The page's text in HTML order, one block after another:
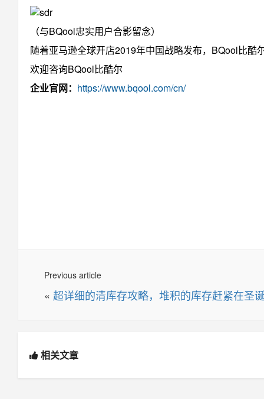
（与BQool忠实用户合影留念）
随着亚马逊全球开店2019年中国战略发布，BQool比
欢迎咨询BQool比酷尔
企业官网： https://www.bqool.com/cn/
Previous article
« 超详细的清库存攻略，堆积的库存赶紧在圣
相关文章